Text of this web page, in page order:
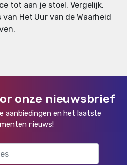
tot aan je stoel. Vergelijk,
Het Uur van de Waarheid
onze nieuwsbrief
aanbiedingen en het laatste
nieuws!